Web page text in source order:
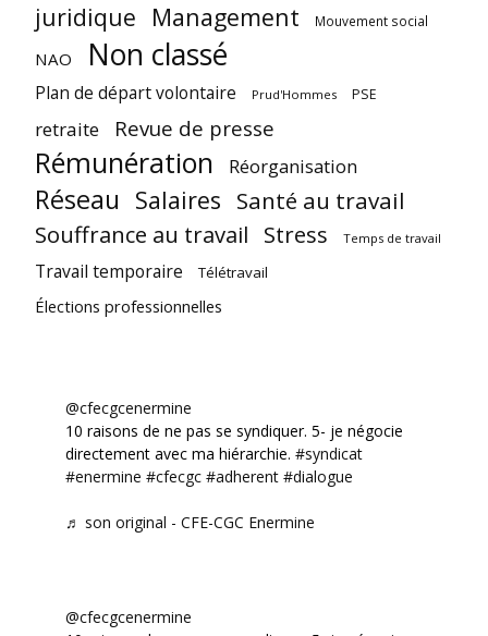
juridique Management Mouvement social
NAO Non classé
Plan de départ volontaire Prud'Hommes PSE
retraite Revue de presse
Rémunération Réorganisation
Réseau Salaires Santé au travail
Souffrance au travail Stress Temps de travail
Travail temporaire Télétravail
Élections professionnelles
@cfecgcenermine
10 raisons de ne pas se syndiquer. 5- je négocie
directement avec ma hiérarchie. #syndicat
#enermine #cfecgc #adherent #dialogue
♬ son original - CFE-CGC Enermine
@cfecgcenermine